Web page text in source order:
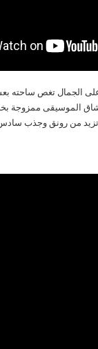
الجمال تغص ساحته
الموسيقى ممزوجة
من رونق وجذب سادس